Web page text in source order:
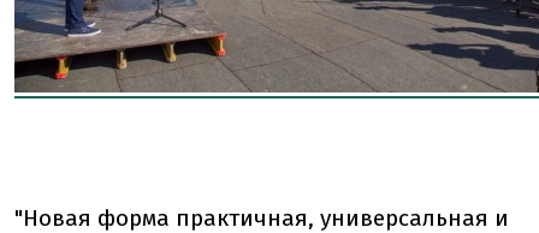
"Новая форма практичная, универсальная и